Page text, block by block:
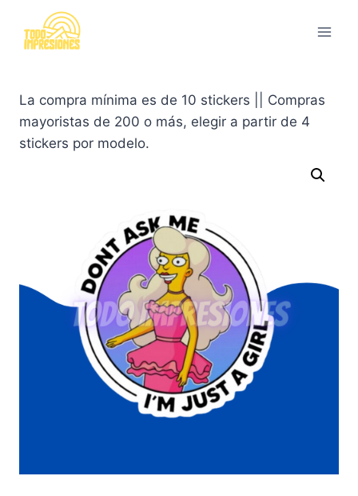
contenido
La compra mínima es de 10 stickers || Compras
mayoristas de 200 o más, elegir a partir de 4
stickers por modelo.